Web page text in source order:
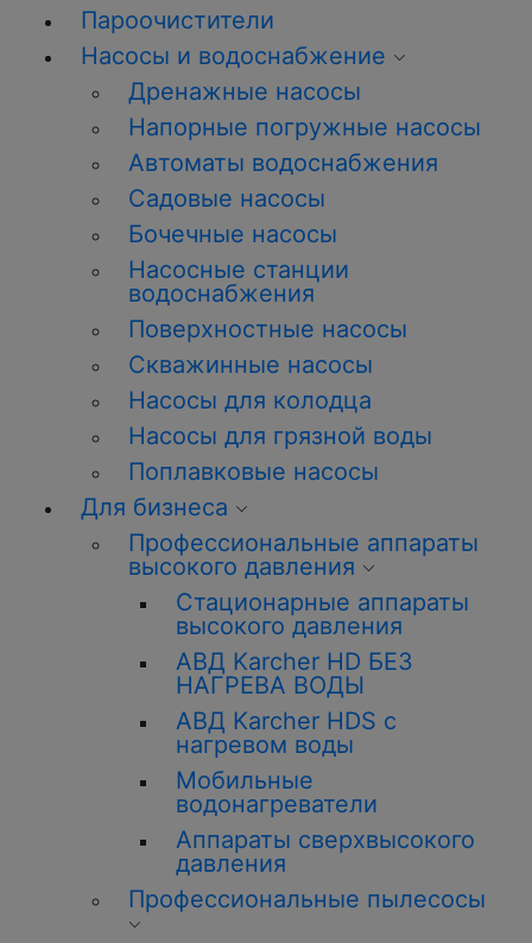
Пароочистители
Насосы и водоснабжение
Дренажные насосы
Напорные погружные насосы
Автоматы водоснабжения
Садовые насосы
Бочечные насосы
Насосные станции
водоснабжения
Поверхностные насосы
Скважинные насосы
Насосы для колодца
Насосы для грязной воды
Поплавковые насосы
Для бизнеса
Профессиональные аппараты
высокого давления
Стационарные аппараты
высокого давления
АВД Karcher HD БЕЗ
НАГРЕВА ВОДЫ
АВД Karcher HDS с
нагревом воды
Мобильные
водонагреватели
Аппараты сверхвысокого
давления
Профессиональные пылесосы